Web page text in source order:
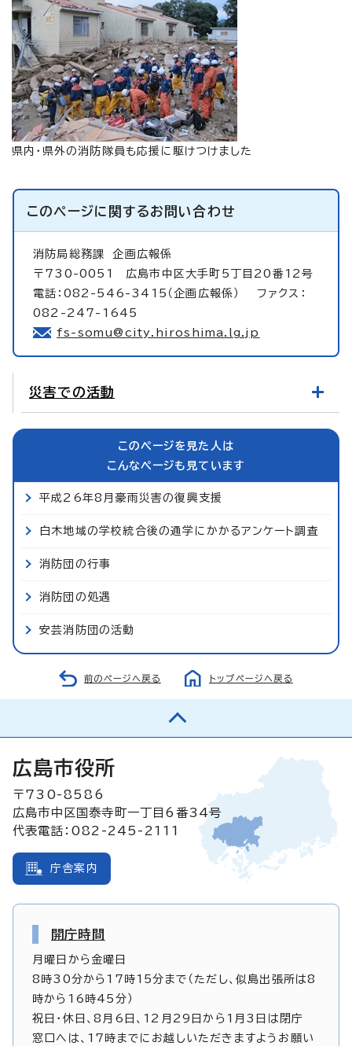
県内・県外の消防隊員も応援に駆けつけました
このページに関するお問い合わせ
消防局総務課企画広報係
〒730-0051 広島市中区大手町5丁目20番12号
電話：082-546-3415（企画広報係） ファクス：
082-247-1645
fs-somu@city.hiroshima.lg.jp
災害での活動
このページを見た人は
こんなページも見ています
平成26年8月豪雨災害の復興支援
白木地域の学校統合後の通学にかかるアンケート調査
消防団の行事
消防団の処遇
安芸消防団の活動
前のページへ戻る トップページへ戻る
広島市役所
〒730-8586
広島市中区国泰寺町一丁目6番34号
代表電話：082-245-2111
庁舎案内
開庁時間
月曜日から金曜日
8時30分から17時15分まで（ただし、似島出張所は8
時から16時45分）
祝日・休日、8月6日、12月29日から1月3日は閉庁
窓口へは、17時までにお越しいただきますようお願い